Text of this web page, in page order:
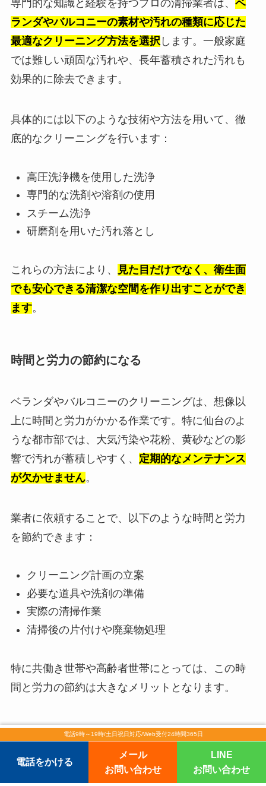
専門的な知識と経験を持つプロの清掃業者は、 ベ
ランダやバルコニーの素材や汚れの種類に応じた
最適なクリーニング方法を選択します。一般家庭
では難しい頑固な汚れや、長年蓄積された汚れも
効果的に除去できます。
具体的には以下のような技術や方法を用いて、徹
底的なクリーニングを行います：
高圧洗浄機を使用した洗浄
専門的な洗剤や溶剤の使用
スチーム洗浄
研磨剤を用いた汚れ落とし
これらの方法により、
見た目だけでなく、衛生面
でも安心できる清潔な空間を作り出すことができ
ます。
時間と労力の節約になる
ベランダやバルコニーのクリーニングは、想像以
上に時間と労力がかかる作業です。特に仙台のよ
うな都市部では、大気汚染や花粉、黄砂などの影
響で汚れが蓄積しやすく、 定期的なメンテナンス
が欠かせません。
業者に依頼することで、以下のような時間と労力
を節約できます：
クリーニング計画の立案
必要な道具や洗剤の準備
実際の清掃作業
清掃後の片付けや廃棄物処理
特に共働き世帯や高齢者世帯にとっては、この時
間と労力の節約は大きなメリットとなります。
安全性の高い作業電話9時～19時/土日祝日対応/Web受付24時間365日
電話をかける
メール
お問い合わせ
LINE
お問い合わせ